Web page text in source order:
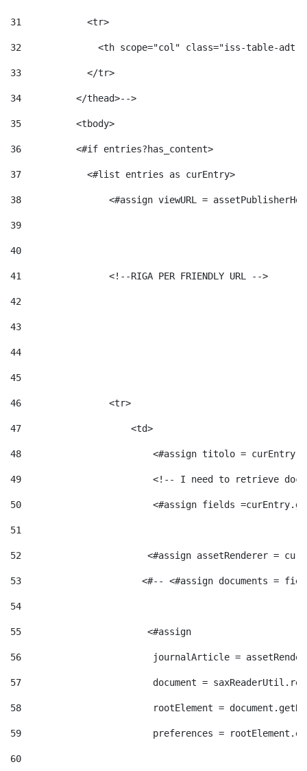
31
            <tr>
32
<th scope="col" class="iss-table-
33
            </tr>
34
          </thead>-->
35
          <tbody>
36
          <#if entries?has_content>
37
            <#list entries as curEntry>
38
<#assign viewURL =
39
40
41
                <!--RIGA PER FRIENDLY URL -->
42
43
44
45
46
                <tr>
47
                    <td>
48
<#assign titolo =
49
<!-- I need to retrieve
50
<#assign fields
51
52
<#assign assetRenderer =
53
<#-- <#assign documents =
54
55
                       <#assign
56
journalArticle =
57
document =
58
rootElement =
59
preferences =
60